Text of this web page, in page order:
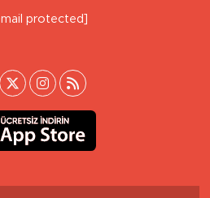
protected]